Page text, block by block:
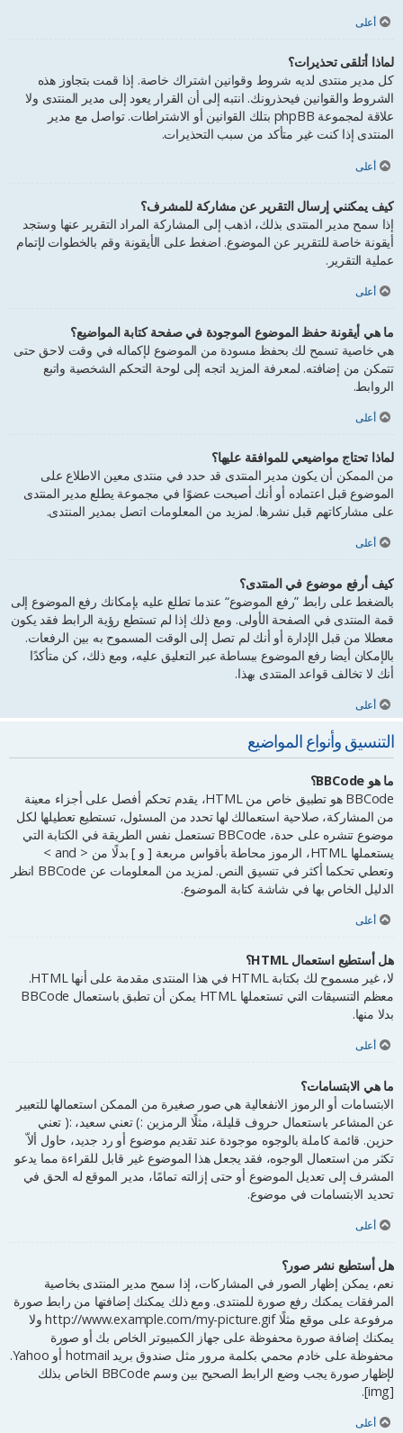
أعلى
لماذا أتلقى تحذيرات؟
كل مدير منتدى لديه شروط وقوانين اشتراك خاصة. إذا قمت بتجاوز هذه
الشروط والقوانين فيحذرونك. انتبه إلى أن القرار يعود إلى مدير المنتدى ولا
علاقة لمجموعة phpBB بتلك القوانين أو الاشتراطات. تواصل مع مدير
المنتدى إذا كنت غير متأكد من سبب التحذيرات.
أعلى
كيف يمكنني إرسال التقرير عن مشاركة للمشرف؟
إذا سمح مدير المنتدى بذلك، اذهب إلى المشاركة المراد التقرير عنها وستجد
أيقونة خاصة للتقرير عن الموضوع. اضغط على الأيقونة وقم بالخطوات لإتمام
عملية التقرير.
أعلى
ما هي أيقونة حفظ الموضوع الموجودة في صفحة كتابة المواضيع؟
هي خاصية تسمح لك بحفظ مسودة من الموضوع لإكماله في وقت لاحق حتى
تتمكن من إضافته. لمعرفة المزيد اتجه إلى لوحة التحكم الشخصية واتبع
الروابط.
أعلى
لماذا تحتاج مواضيعي للموافقة عليها؟
من الممكن أن يكون مدير المنتدى قد حدد في منتدى معين الاطلاع على
الموضوع قبل اعتماده أو أنك أصبحت عضوًا في مجموعة يطلع مدير المنتدى
على مشاركاتهم قبل نشرها. لمزيد من المعلومات اتصل بمدير المنتدى.
أعلى
كيف أرفع موضوع في المنتدى؟
بالضغط على رابط ”رفع الموضوع“ عندما تطلع عليه بإمكانك رفع الموضوع إلى
قمة المنتدى في الصفحة الأولى. ومع ذلك إذا لم تستطع رؤية الرابط فقد يكون
معطلا من قبل الإدارة أو أنك لم تصل إلى الوقت المسموح به بين الرفعات.
بالإمكان أيضا رفع الموضوع ببساطة عبر التعليق عليه، ومع ذلك، كن متأكدًا
أنك لا تخالف قواعد المنتدى بهذا.
أعلى
التنسيق وأنواع المواضيع
ما هو BBCode؟
BBCode هو تطبيق خاص من HTML، يقدم تحكم أفصل على أجزاء معينة
من المشاركة، صلاحية استعمالك لها تحدد من المسئول، تستطيع تعطيلها لكل
موضوع تنشره على حدة، BBCode تستعمل نفس الطريقة في الكتابة التي
يستعملها HTML، الرموز محاطة بأقواس مربعة [ و ] بدلًا من < and >
وتعطي تحكما أكثر في تنسيق النص. لمزيد من المعلومات عن BBCode انظر
الدليل الخاص بها في شاشة كتابة الموضوع.
أعلى
هل أستطيع استعمال HTML؟
لا، غير مسموح لك بكتابة HTML في هذا المنتدى مقدمة على أنها HTML.
معظم التنسيقات التي تستعملها HTML يمكن أن تطبق باستعمال BBCode
بدلا منها.
أعلى
ما هي الابتسامات؟
الابتسامات أو الرموز الانفعالية هي صور صغيرة من الممكن استعمالها للتعبير
عن المشاعر باستعمال حروف قليلة، مثلًا الرمزين :) تعني سعيد، :( تعني
حزين. قائمة كاملة بالوجوه موجودة عند تقديم موضوع أو رد جديد، حاول ألاّ
تكثر من استعمال الوجوه، فقد يجعل هذا الموضوع غير قابل للقراءة مما يدعو
المشرف إلى تعديل الموضوع أو حتى إزالته تمامًا، مدير الموقع له الحق في
تحديد الابتسامات في موضوع.
أعلى
هل أستطيع نشر صور؟
نعم، يمكن إظهار الصور في المشاركات، إذا سمح مدير المنتدى بخاصية
المرفقات يمكنك رفع صورة للمنتدى. ومع ذلك يمكنك إضافتها من رابط صورة
مرفوعة على موقع مثلًا http://www.example.com/my-picture.gif ولا
يمكنك إضافة صورة محفوظة على جهاز الكمبيوتر الخاص بك أو صورة
محفوظة على خادم محمي بكلمة مرور مثل صندوق بريد hotmail أو Yahoo.
لإظهار صورة يجب وضع الرابط الصحيح بين وسم BBCode الخاص بذلك
[img].
أعلى